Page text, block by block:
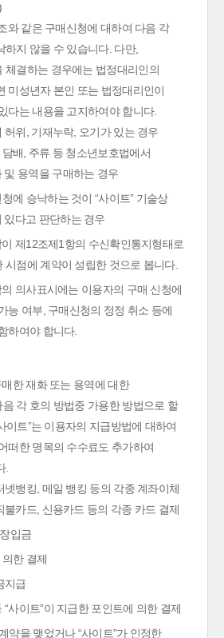
와 같은 구매신청에 대하여 다음 각
하지 않을 수 있습니다. 다만,
체결하는 경우에는 법정대리인의
미성년자 본인 또는 법정대리인이
다는 내용을 고지하여야 합니다.
허위, 기재누락, 오기가 있는 경우
배, 주류 등 청소년보호법에서
및 용역을 구매하는 경우
에 승낙하는 것이 “사이트” 기술상
있다고 판단하는 경우
제12조제1항의 수신확인통지형태로
시점에 계약이 성립한 것으로 봅니다.
의사표시에는 이용자의 구매 신청에
능 여부, 구매신청의 정정 취소 등에
하여야 합니다.
한 재화 또는 용역에 대한
각 호의 방법중 가용한 방법으로 할
이트”는 이용자의 지급방법에 대하여
떠한 명목의 수수료도 추가하여
.
넷뱅킹, 메일 뱅킹 등의 각종 계좌이체
불카드, 신용카드 등의 각종 카드 결제
입금
한 결제
지급
“사이트”이 지급한 포인트에 의한 결제
약을 맺었거나 “사이트”가 인정한